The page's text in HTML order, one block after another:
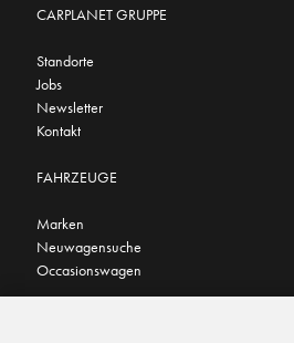
CARPLANET GRUPPE
Standorte
Jobs
Newsletter
Kontakt
FAHRZEUGE
Marken
Neuwagensuche
Occasionswagen